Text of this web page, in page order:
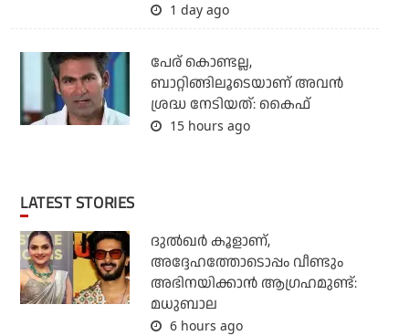
1 day ago
പേര് കൊണ്ടല്ല,
ബാറ്റിങ്ങിലൂടെയാണ് അവൻ
ശ്രദ്ധ നേടിയത്: കൈഫ്
15 hours ago
LATEST STORIES
ദുല്‍ഖര്‍ കൂളാണ്,
അദ്ദേഹത്തോടൊപ്പം വീണ്ടും
അഭിനയിക്കാന്‍ ആഗ്രഹമുണ്ട്:
മധുബാല
6 hours ago